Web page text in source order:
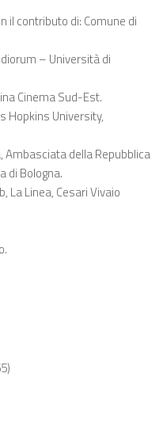
il contributo di: Comune di
– Università di
Cinema Sud-Est.
Hopkins University,
Ambasciata della Repubblica
di Bologna.
La Linea, Cesari Vivaio